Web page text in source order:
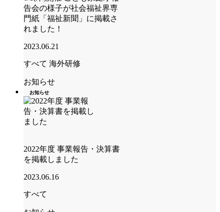
告会の様子が社会福祉界専
門紙「福祉新聞」に掲載さ
れました！
2023.06.21
すべて 海外研修
お知らせ
お知らせ
2022年度 事業報告・決算書
を掲載しました
2023.06.16
すべて